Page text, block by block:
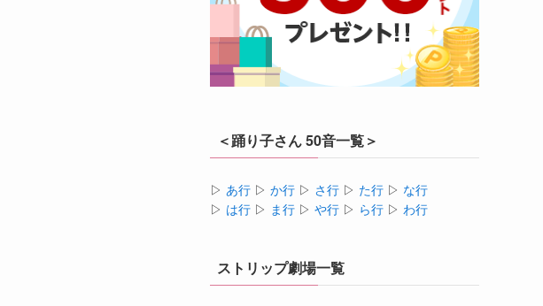
＜踊り子さん 50音一覧＞
▷ あ行 ▷ か行 ▷ さ行 ▷ た行 ▷ な行
▷ は行 ▷ ま行 ▷ や行 ▷ ら行 ▷ わ行
ストリップ劇場一覧